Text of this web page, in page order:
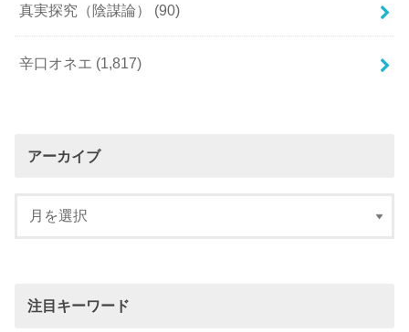
真実探究（陰謀論） (90)
辛口オネエ (1,817)
アーカイブ
注目キーワード